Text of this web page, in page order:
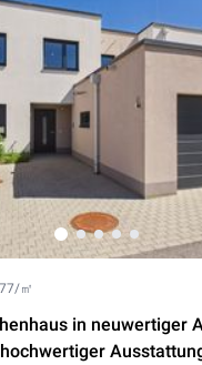
㎡
in neuwertiger